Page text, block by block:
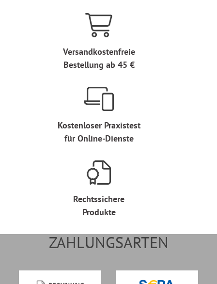
Versandkostenfreie
Bestellung ab 45 €
Kostenloser Praxistest
für Online-Dienste
Rechtssichere
Produkte
ZAHLUNGSARTEN